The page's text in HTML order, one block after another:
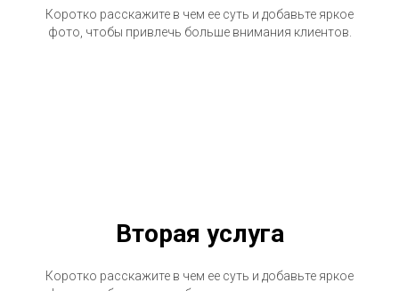
Коротко расскажите в чем ее суть и добавьте яркое
фото, чтобы привлечь больше внимания клиентов.
Вторая услуга
Коротко расскажите в чем ее суть и добавьте яркое